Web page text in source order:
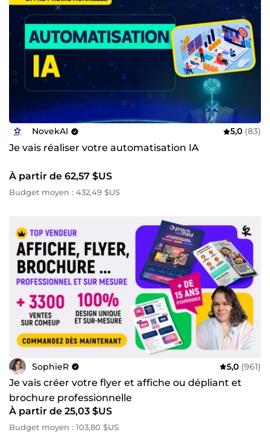
NovekAI 5,0 (83)
Je vais réaliser votre automatisation IA
À partir de 62,57 $US
Budget moyen : 432,49 $US
SophieR 5,0 (961)
Je vais créer votre flyer et affiche ou dépliant et
brochure professionnelle
À partir de 25,03 $US
Budget moyen : 103,80 $US